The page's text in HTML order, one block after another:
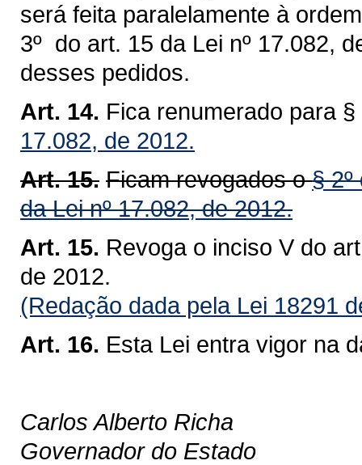
será feita paralelamente à
3º do art. 15 da Lei nº 17.082,
desses pedidos.
Art. 14. Fica renumerado para
17.082, de 2012.
Art. 15. Ficam revogados o§
da Lei nº 17.082, de 2012.
Art. 15. Revoga o inciso V do
de 2012.
(Redação dada pela Lei 18291
Art. 16. Esta Lei entra vigor na
Carlos Alberto Richa
Governador do Estado